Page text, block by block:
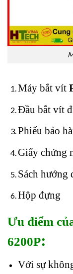
Máy bắt vít
Đầu bắt vít
Phiếu bảo
Giấy chứng
Sách hướng
Hộp đựng
Ưu điểm
6200P:
Với sự